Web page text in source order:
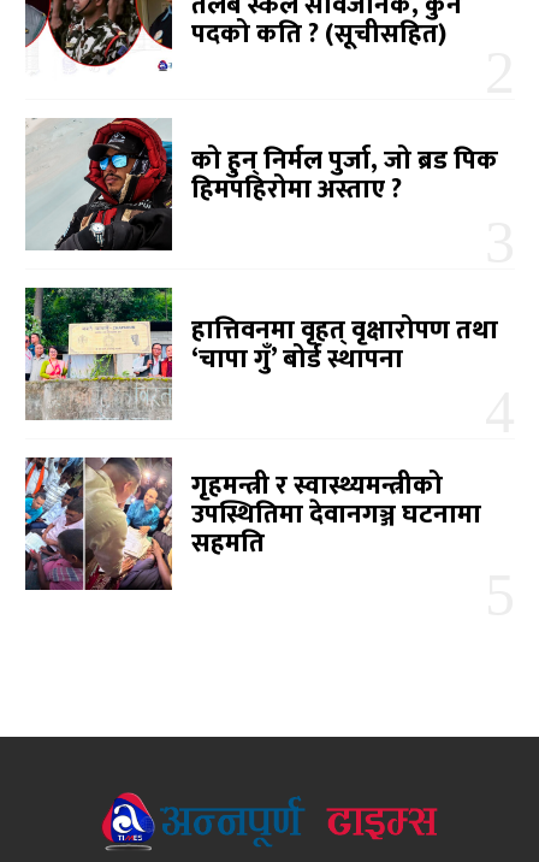
पदको कति ? (सूचीसहित)
को हुन् निर्मल पुर्जा, जो ब्रड पिक
हिमपहिरोमा अस्ताए ?
हात्तिवनमा वृहत् वृक्षारोपण तथा
‘चापा गुँ’ बोर्ड स्थापना
गृहमन्त्री र स्वास्थ्यमन्त्रीको
उपस्थितिमा देवानगञ्ज घटनामा
सहमति